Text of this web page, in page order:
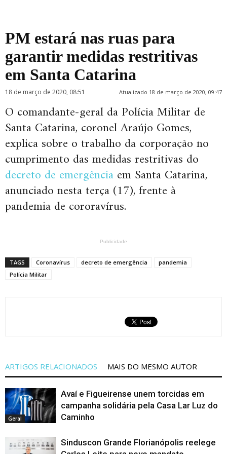
PM estará nas ruas para
garantir medidas restritivas
em Santa Catarina
18 de março de 2020, 08:51 Atualizado 18 de março de 2020, 09:47
O comandante-geral da Polícia Militar de
Santa Catarina, coronel Araújo Gomes,
explica sobre o trabalho da corporação no
cumprimento das medidas restritivas do
decreto de emergênciaem Santa Catarina,
anunciado nesta terça (17), frente à
pandemia de cororavírus.
Publicidade
TAGS Coronavírus decreto de emergência
pandemia
Polícia Militar
ARTIGOS RELACIONADOS MAIS DO MESMO AUTOR
Geral
Avaí e Figueirense unem torcidas em
campanha solidária pela Casa Lar Luz do
Caminho
Sinduscon Grande Florianópolis reelege